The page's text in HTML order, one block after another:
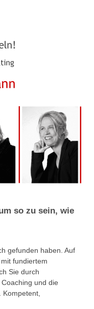
so zu sein, wie
gefunden haben. Auf
fundiertem
Sie durch
und die